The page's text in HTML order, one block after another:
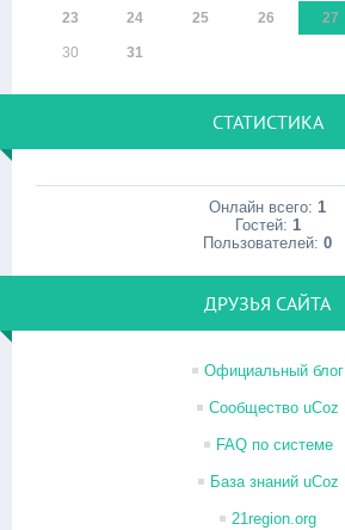
23 24 25 26 27
30 31
СТАТИСТИКА
Онлайн всего: 1
Гостей: 1
Пользователей: 0
ДРУЗЬЯ САЙТА
Официальный блог
Сообщество uCoz
FAQ по системе
База знаний uCoz
21region.org